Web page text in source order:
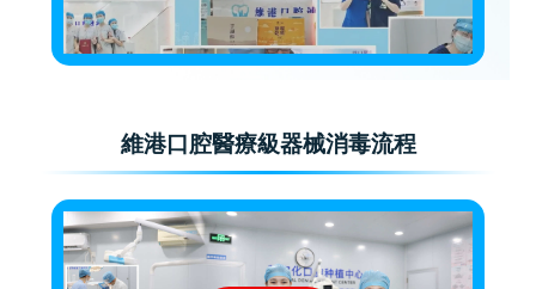
維港口腔醫療級器械消毒流程